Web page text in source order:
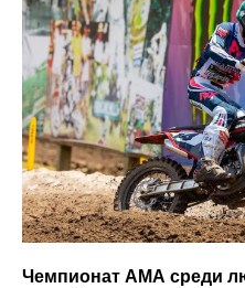
Чемпионат АМА среди